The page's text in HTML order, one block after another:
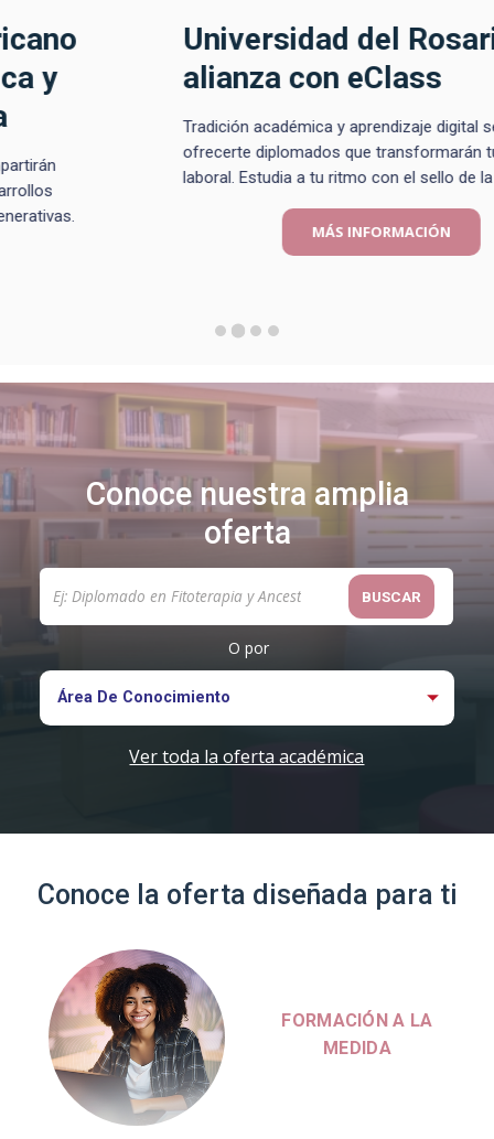
Universidad del Rosario en
alianza con eClass
Tradición académica y aprendizaje digital se unen para
ofrecerte diplomados que transformarán tu carrera
laboral. Estudia a tu ritmo con el sello de la excelencia.
MÁS INFORMACIÓN
Conoce nuestra amplia
oferta
BUSCAR
O por
Área De Conocimiento
MEDIDA